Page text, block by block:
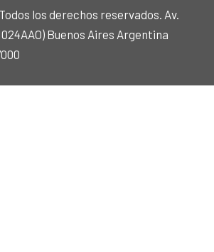
los derechos reservados. Av.
Buenos Aires Argentina